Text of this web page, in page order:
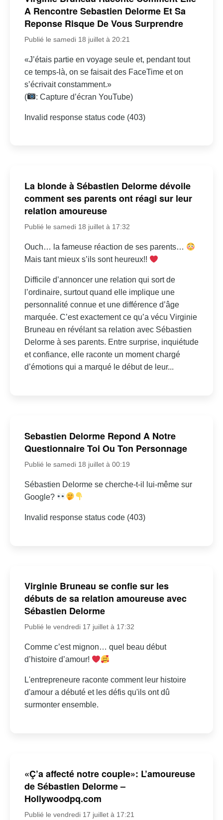
A Rencontre Sebastien Delorme Et Sa
Reponse Risque De Vous Surprendre
Publié le samedi 18 juillet à 20:21
«J’étais partie en voyage seule et, pendant tout
ce temps-là, on se faisait des FaceTime et on
s’écrivait constamment.»
(
: Capture d’écran YouTube)
Invalid response status code (403)
La blonde à Sébastien Delorme dévoile
comment ses parents ont réagi sur leur
relation amoureuse
Publié le samedi 18 juillet à 17:32
Ouch… la fameuse réaction de ses parents…
Mais tant mieux s’ils sont heureux!!
Difficile d’annoncer une relation qui sort de
l’ordinaire, surtout quand elle implique une
personnalité connue et une différence d’âge
marquée. C’est exactement ce qu’a vécu Virginie
Bruneau en révélant sa relation avec Sébastien
Delorme à ses parents. Entre surprise, inquiétude
et confiance, elle raconte un moment chargé
d’émotions qui a marqué le début de leur...
Sebastien Delorme Repond A Notre
Questionnaire Toi Ou Ton Personnage
Publié le samedi 18 juillet à 00:19
Sébastien Delorme se cherche-t-il lui-même sur
Google?
Invalid response status code (403)
Virginie Bruneau se confie sur les
débuts de sa relation amoureuse avec
Sébastien Delorme
Publié le vendredi 17 juillet à 17:32
Comme c’est mignon… quel beau début
d’histoire d’amour!
L'entrepreneure raconte comment leur histoire
d'amour a débuté et les défis qu'ils ont dû
surmonter ensemble.
«Ç’a affecté notre couple»: L’amoureuse
de Sébastien Delorme –
Hollywoodpq.com
Publié le vendredi 17 juillet à 17:21